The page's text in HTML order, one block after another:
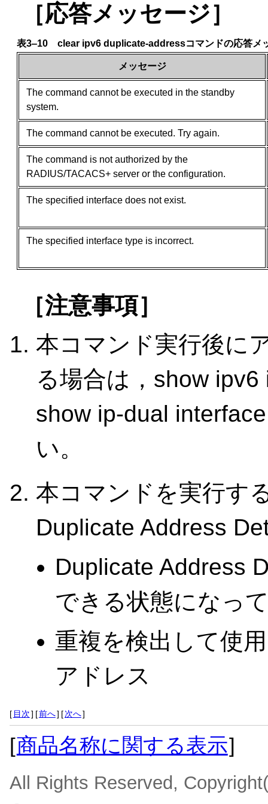
［応答メッセージ］
表3‒10 clear ipv6 duplicate-addressコマンドの応答メ
メッセージ
The command cannot be executed in the standby
system.
The command cannot be executed. Try again.
The command is not authorized by the
RADIUS/TACACS+ server or the configuration.
The specified interface does not exist.
The specified interface type is incorrect.
［注意事項］
本コマンド実行後に
る場合は，show
show ip-dual
い。
本コマンドを実行す
Duplicate Address
Duplicate Address
できる状態になっ
重複を検出して使
アドレス
[ 目次] [前へ] [次へ]
[商品名称に関する表示]
All Rights Reserved,